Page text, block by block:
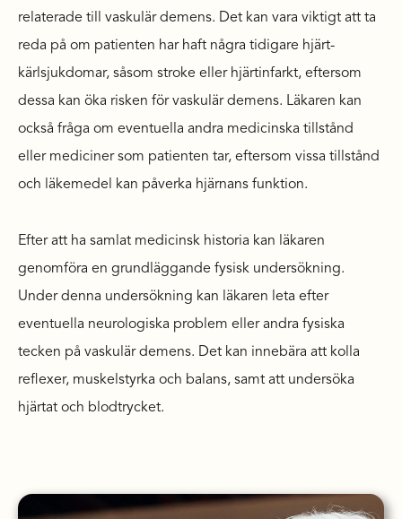
relaterade till vaskulär demens. Det kan vara viktigt att ta
reda på om patienten har haft några tidigare hjärt-
kärlsjukdomar, såsom stroke eller hjärtinfarkt, eftersom
dessa kan öka risken för vaskulär demens. Läkaren kan
också fråga om eventuella andra medicinska tillstånd
eller mediciner som patienten tar, eftersom vissa tillstånd
och läkemedel kan påverka hjärnans funktion.
Efter att ha samlat medicinsk historia kan läkaren
genomföra en grundläggande fysisk undersökning.
Under denna undersökning kan läkaren leta efter
eventuella neurologiska problem eller andra fysiska
tecken på vaskulär demens. Det kan innebära att kolla
reflexer, muskelstyrka och balans, samt att undersöka
hjärtat och blodtrycket.